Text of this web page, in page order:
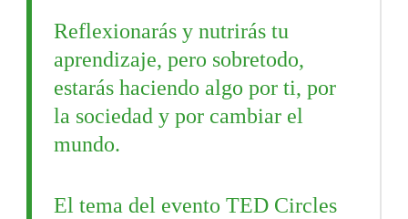
Reflexionarás y nutrirás tu
aprendizaje, pero sobretodo,
estarás haciendo algo por ti, por
la sociedad y por cambiar el
mundo.
El tema del evento TED Circles